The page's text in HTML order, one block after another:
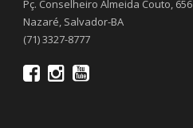
Pç. Conselheiro Almeida Couto, 656
Nazaré, Salvador-BA
(71) 3327-8777